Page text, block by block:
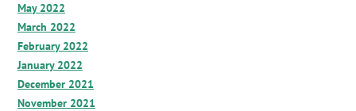
May 2022
March 2022
February 2022
January 2022
December 2021
November 2021